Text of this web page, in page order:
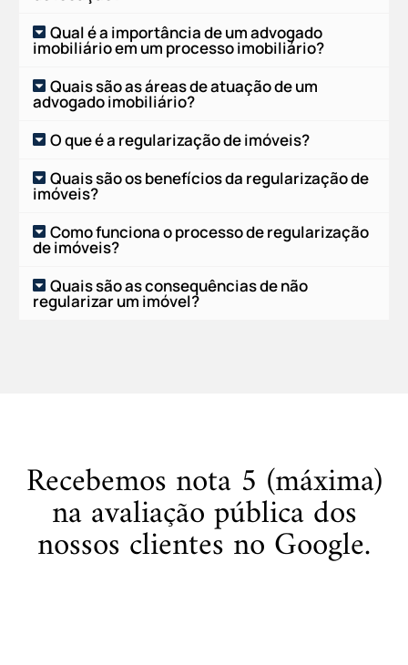
Qual é a importância de um advogado
imobiliário em um processo imobiliário?
Quais são as áreas de atuação de um
advogado imobiliário?
O que é a regularização de imóveis?
Quais são os benefícios da regularização de
imóveis?
Como funciona o processo de regularização
de imóveis?
Quais são as consequências de não
regularizar um imóvel?
Recebemos nota 5 (máxima)
na avaliação pública dos
nossos clientes no Google.